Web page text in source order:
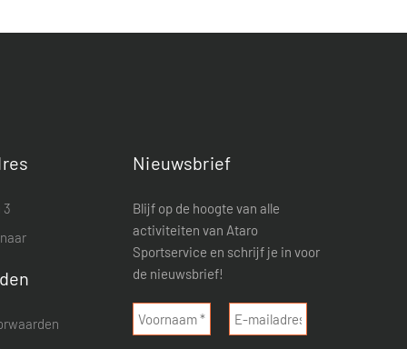
3
Nieuwsbrief
Blijf op de hoogte van alle
activiteiten van Ataro
Sportservice en schrijf je in voor
de nieuwsbrief!